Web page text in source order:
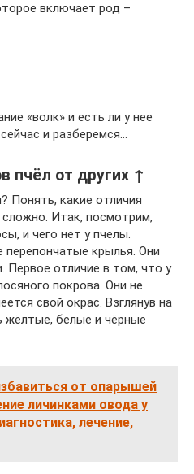
включает род –
«волк» и есть ли у нее
и разберемся…
пчёл от других ↑
Понять, какие отличия
Итак, посмотрим,
и чего нет у пчелы.
крылья. Они
Первое отличие в том, что у
покрова. Они не
свой окрас. Взглянув на
белые и чёрные
от опарышей
личинками овода у
лечение,